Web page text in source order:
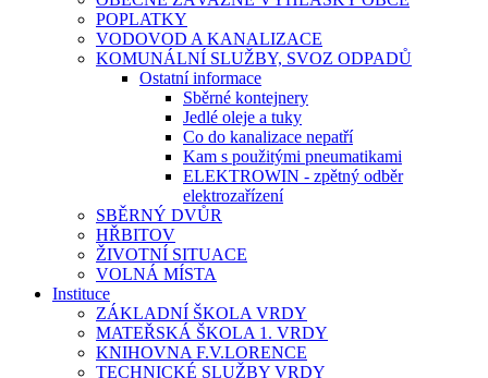
POPLATKY
VODOVOD A KANALIZACE
KOMUNÁLNÍ SLUŽBY, SVOZ ODPADŮ
Ostatní informace
Sběrné kontejnery
Jedlé oleje a tuky
Co do kanalizace nepatří
Kam s použitými pneumatikami
ELEKTROWIN - zpětný odběr
elektrozařízení
SBĚRNÝ DVŮR
HŘBITOV
ŽIVOTNÍ SITUACE
VOLNÁ MÍSTA
Instituce
ZÁKLADNÍ ŠKOLA VRDY
MATEŘSKÁ ŠKOLA 1. VRDY
KNIHOVNA F.V.LORENCE
TECHNICKÉ SLUŽBY VRDY